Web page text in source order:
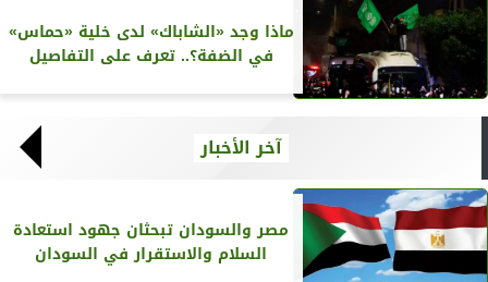
ماذا وجد «الشاباك» لدى خلية «حماس»
في الضفة؟.. تعرف على التفاصيل
آخر الأخبار
مصر والسودان تبحثان جهود استعادة
السلام والاستقرار في السودان